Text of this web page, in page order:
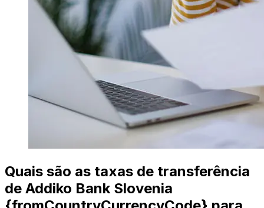
Quais são as taxas de transferência
de Addiko Bank Slovenia